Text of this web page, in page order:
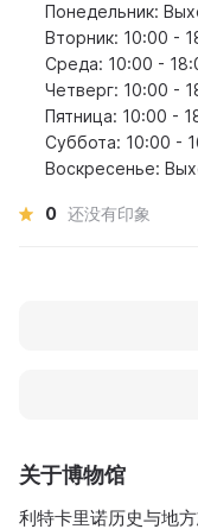
关于博物馆
利特卡里诺历史与地
Понедельник:
Вторник: 10:00 -
Среда: 10:00 -
Четверг: 10:00 -
Пятница: 10:00 -
Суббота: 10:00 -
Воскресенье:
0 还没有印象